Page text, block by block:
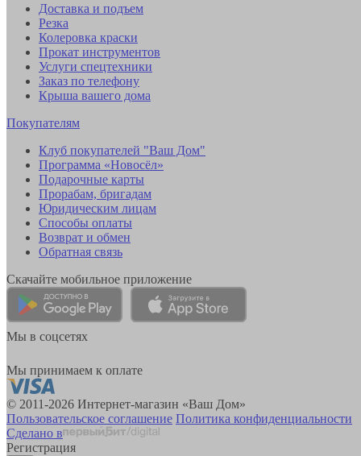
Доставка и подъем
Резка
Колеровка краски
Прокат инструментов
Услуги спецтехники
Заказ по телефону
Крыша вашего дома
Покупателям
Клуб покупателей "Ваш Дом"
Программа «Новосёл»
Подарочные карты
Прорабам, бригадам
Юридическим лицам
Способы оплаты
Возврат и обмен
Обратная связь
Скачайте мобильное приложение
Мы в соцсетях
Мы принимаем к оплате
© 2011-2026 Интернет-магазин «Ваш Дом»
Пользовательское соглашение Политика конфиденциальности
Сделано в
Регистрация